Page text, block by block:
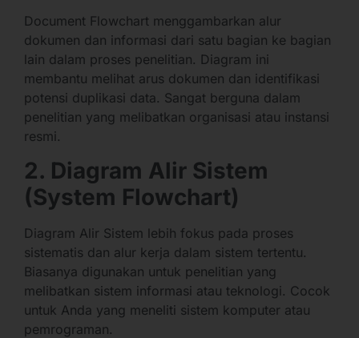
Document Flowchart menggambarkan alur
dokumen dan informasi dari satu bagian ke bagian
lain dalam proses penelitian. Diagram ini
membantu melihat arus dokumen dan identifikasi
potensi duplikasi data. Sangat berguna dalam
penelitian yang melibatkan organisasi atau instansi
resmi.
2. Diagram Alir Sistem
(System Flowchart)
Diagram Alir Sistem lebih fokus pada proses
sistematis dan alur kerja dalam sistem tertentu.
Biasanya digunakan untuk penelitian yang
melibatkan sistem informasi atau teknologi. Cocok
untuk Anda yang meneliti sistem komputer atau
pemrograman.